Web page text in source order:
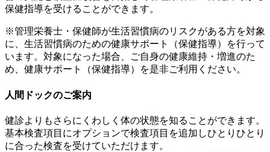
保健指導を受けることができます。
※管理栄養士・保健師が生活習慣病のリスクがある方を対象
に、生活習慣病のための健康サポート（保健指導）を行って
います。対象になった場合、ご自身の健康維持・増進のた
め、健康サポート（保健指導）を是非ご利用ください。
人間ドックのご案内
健診よりもさらにくわしく体の状態を知ることができます。
基本検査項目にオプションで検査項目を追加しひとりひとり
に合った検査を受けていただけます。